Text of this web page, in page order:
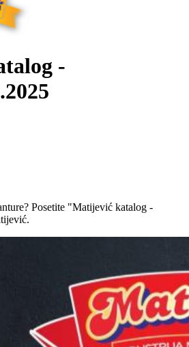
-
Posetite "Matijević katalog -